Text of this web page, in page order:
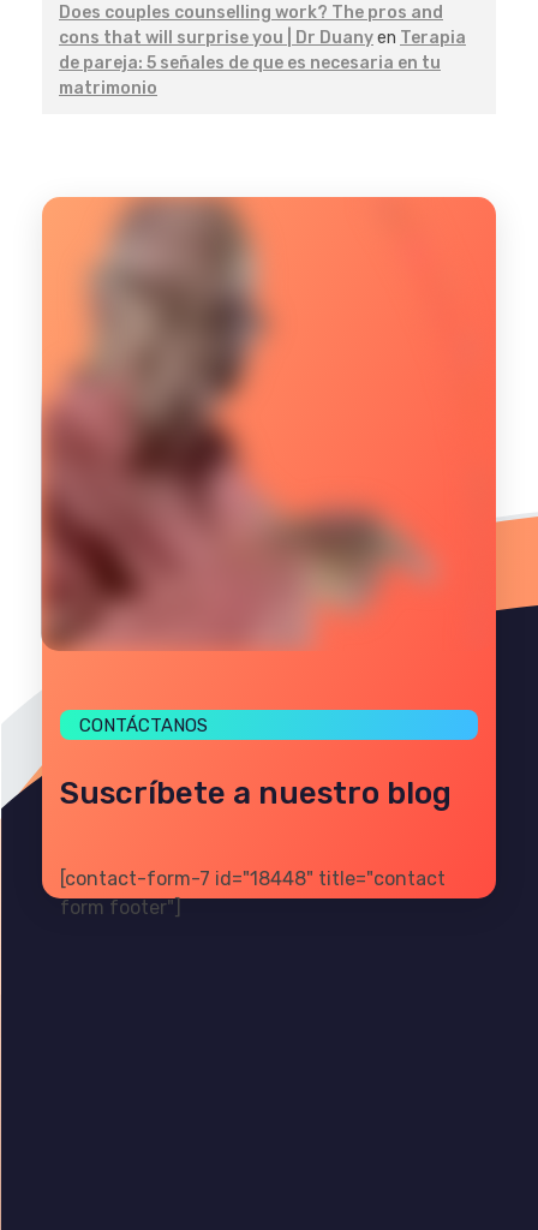
Does couples counselling work? The pros and
cons that will surprise you | Dr Duanyen Terapia
de pareja: 5 señales de que es necesaria en tu
matrimonio
CONTÁCTANOS
Suscríbete a nuestro blog
[contact-form-7 id="18448" title="contact
form footer"]